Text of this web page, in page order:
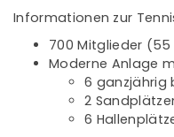
Informationen zur
700 Mitglieder (55
Moderne Anlage
6 ganzjährig
2
6